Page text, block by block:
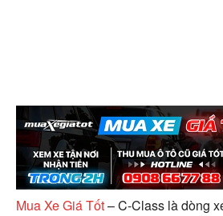
Mua Xe Giá Tốt– C-Class là dòng